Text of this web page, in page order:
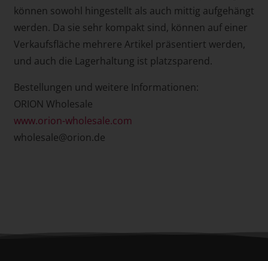
können sowohl hingestellt als auch mittig aufgehängt
werden. Da sie sehr kompakt sind, können auf einer
Verkaufsfläche mehrere Artikel präsentiert werden,
und auch die Lagerhaltung ist platzsparend.
Bestellungen und weitere Informationen:
ORION Wholesale
www.orion-wholesale.com
wholesale@orion.de